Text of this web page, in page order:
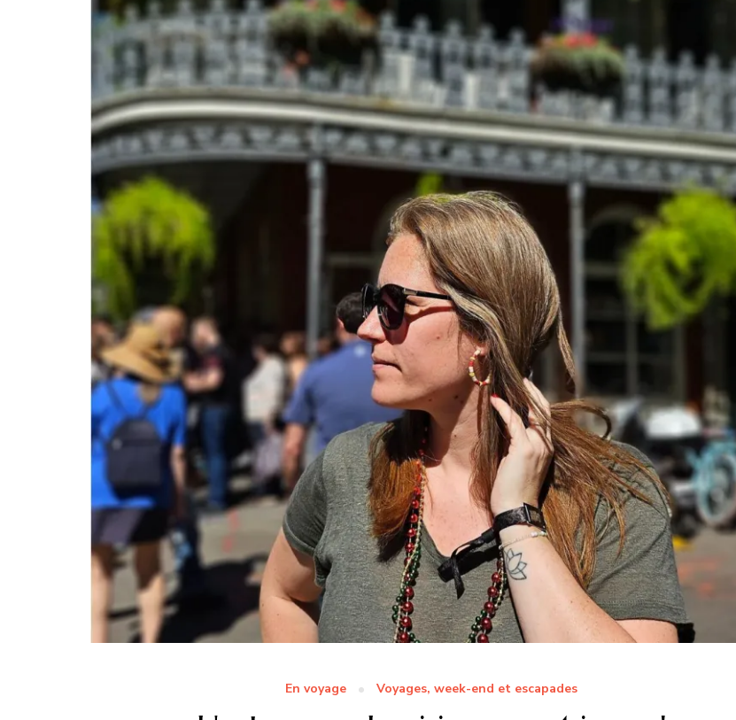
En voyage Voyages, week-end et escapades